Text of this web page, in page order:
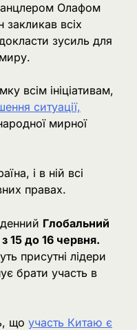
Олафом
закликав всіх
зусиль для
всім ініціативам,
ситуації,
мирної
і в ній всі
правах.
Глобальний
15 до 16 червня.
присутні лідери
брати участь в
що участь Китаю є